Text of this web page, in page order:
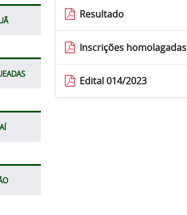
Resultado
Inscrições homolagadas
Edital 014/2023